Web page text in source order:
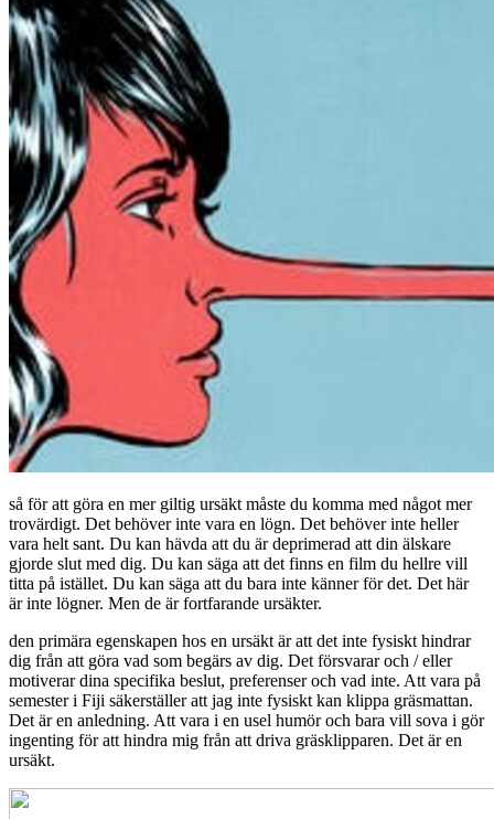
så för att göra en mer giltig ursäkt måste du komma med något mer
trovärdigt. Det behöver inte vara en lögn. Det behöver inte heller
vara helt sant. Du kan hävda att du är deprimerad att din älskare
gjorde slut med dig. Du kan säga att det finns en film du hellre vill
titta på istället. Du kan säga att du bara inte känner för det. Det här
är inte lögner. Men de är fortfarande ursäkter.
den primära egenskapen hos en ursäkt är att det inte fysiskt hindrar
dig från att göra vad som begärs av dig. Det försvarar och / eller
motiverar dina specifika beslut, preferenser och vad inte. Att vara på
semester i Fiji säkerställer att jag inte fysiskt kan klippa gräsmattan.
Det är en anledning. Att vara i en usel humör och bara vill sova i gör
ingenting för att hindra mig från att driva gräsklipparen. Det är en
ursäkt.